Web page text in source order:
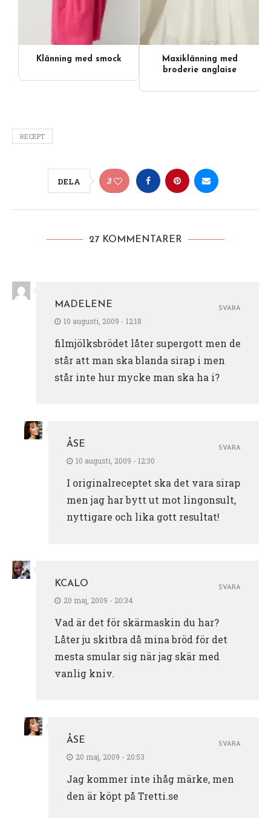
Klänning med smock
Maxiklänning med
broderie anglaise
RECEPT
DELA 3
27 KOMMENTARER
MADELENE
10 augusti, 2009 - 12:18
filmjölksbrödet låter supergott men de
står att man ska blanda sirap i men
står inte hur mycke man ska ha i?
SVARA
ÅSE
10 augusti, 2009 - 12:30
I originalreceptet ska det vara sirap
men jag har bytt ut mot lingonsult,
nyttigare och lika gott resultat!
SVARA
KCALO
20 maj, 2009 - 20:34
Vad är det för skärmaskin du har?
Låter ju skitbra då mina bröd för det
mesta smular sig när jag skär med
vanlig kniv.
SVARA
ÅSE
20 maj, 2009 - 20:53
Jag kommer inte ihåg märke, men
den är köpt på Tretti.se
SVARA